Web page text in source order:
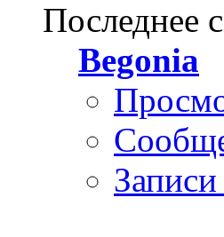
Последнее
Begonia